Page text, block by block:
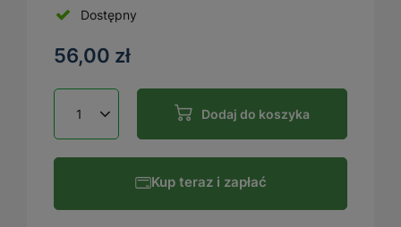
Dostępny
56,00 zł
Dodaj do koszyka
Kup teraz i zapłać